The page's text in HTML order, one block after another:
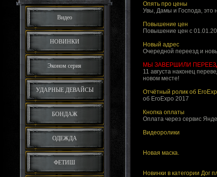
Видео
НОВИНКИ
Эконом серия
УДАРНЫЕ ДЕВАЙСЫ
БОНДАЖ
ОДЕЖДА
ФЕТИШ
Опять про цены
Увы, Дамы и Господа, это
Повышение цен
Повышение цен с
Новый адрес
Очередной переезд и
МЫ ЗАВЕРШИЛИ
11 августа наконец
новом месте!
Отчётный ролик об
об EroExpo 2017
Кнопка оплаты
Оплата через сервис
Видеоролики
Новая маска.
Новинки в категории Дог